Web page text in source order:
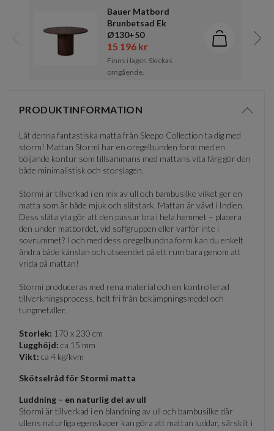
Bauer Matbord
Brunbetsad Ek
Ø130+50
15 196 kr
Finns i lager. Skickas
omgående.
Lägg i
of
PRODUKTINFORMATION
Visa/
Låt denna fantastiska matta från Sleepo Collection ta dig med
storm! Mattan Stormi har en oregelbunden form med en
böljande kontur som tillsammans med mattans vita färg gör den
både minimalistisk och storslagen.
Stormi är tillverkad i en mix av ull och bambusilke vilket ger en
matta som är både mjuk och slitstark. Mattan är vävd i Indien.
Dess släta yta gör att den passar bra i hela hemmet – placera
den under matbordet, vid soffgruppen eller varför inte i
sovrummet? I och med dess oregelbundna form kan du enkelt
ändra både känslan och utseendet på ett rum bara genom att
vrida på mattan!
Stormi produceras med rena material och en kontrollerad
tillverkningsprocess, helt fri från bekämpningsmedel och
tungmetaller.
Storlek: 170 x 230 cm
Lugghöjd: ca 15 mm
Vikt: ca 4 kg/kvm
Skötselråd för Stormi matta
Luddning – en naturlig del av ull
Stormi är tillverkad i en blandning av ull och bambusilke där
ullens naturliga egenskaper kan göra att mattan luddar, särskilt i